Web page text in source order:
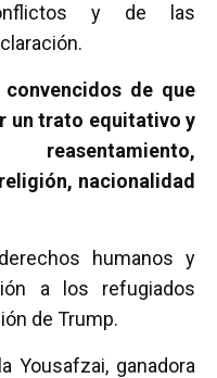
y de las
de que
un trato equitativo y
nacionalidad
humanos y
a los refugiados
de Trump.
Yousafzai, ganadora